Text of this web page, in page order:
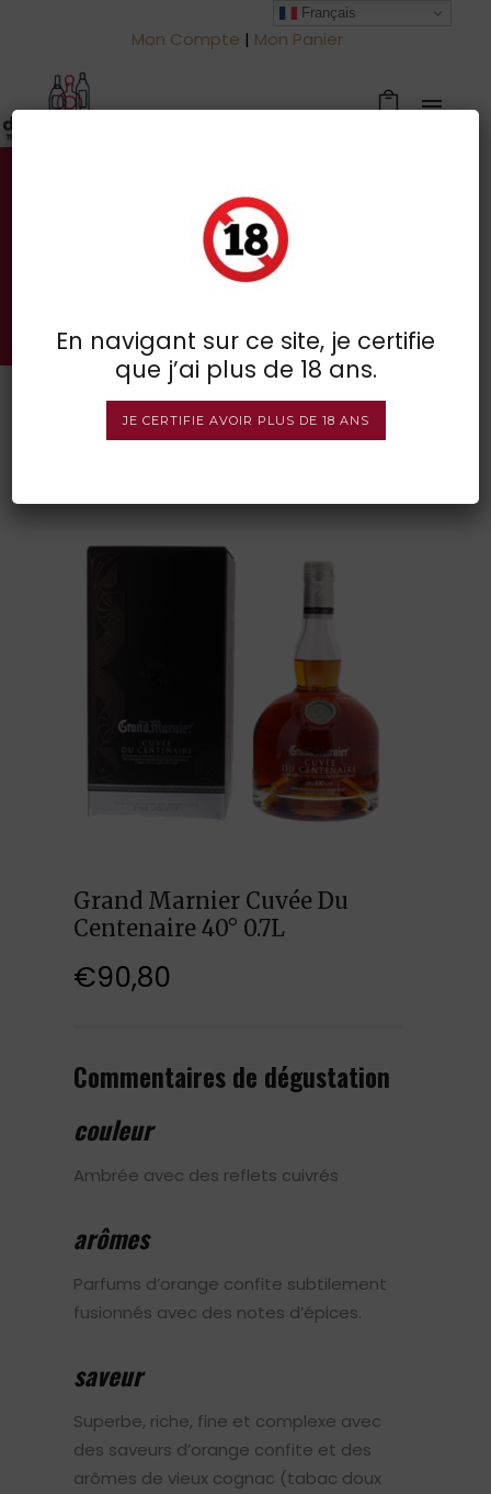
Mon Compte | Mon Panier
Votre spécialiste des vins à
BOUTIQUE EN LIGNE
Grand Marnier Cuvée Du
Centenaire 40° 0.7L
€90,80
Commentaires de dégustation
couleur
Ambrée avec des reflets cuivrés
arômes
Parfums d’orange confite subtilement
fusionnés avec des notes d’épices.
saveur
Superbe, riche, fine et complexe avec
des saveurs d’orange confite et des
arômes de vieux cognac (tabac doux
Français
En navigant sur ce site, je certifie
que j’ai plus de 18 ans.
JE CERTIFIE AVOIR PLUS DE 18 ANS